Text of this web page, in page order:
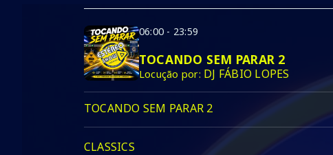
06:00 - 23:59
TOCANDO SEM PARAR 2
Locução por: DJ FÁBIO LOPES
TOCANDO SEM PARAR 2
CLASSICS